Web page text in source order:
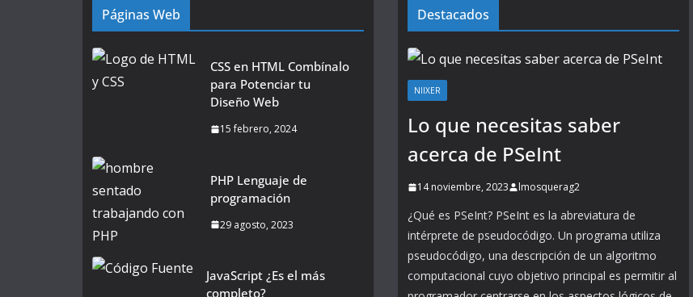
Páginas Web
CSS en HTML Combínalo
para Potenciar tu
Diseño Web
15 febrero, 2024
PHP Lenguaje de
programación
29 agosto, 2023
JavaScript ¿Es el más
completo?
Destacados
NIIXER
Lo que necesitas saber
acerca de PSeInt
14 noviembre, 2023 lmosquerag2
¿Qué es PSeInt? PSeInt es la abreviatura de
intérprete de pseudocódigo. Un programa utiliza
pseudocódigo, una descripción de un algoritmo
computacional cuyo objetivo principal es permitir al